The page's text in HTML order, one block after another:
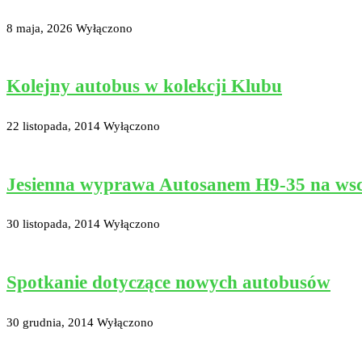
8 maja, 2026 Wyłączono
Kolejny autobus w kolekcji Klubu
22 listopada, 2014 Wyłączono
Jesienna wyprawa Autosanem H9-35 na
30 listopada, 2014 Wyłączono
Spotkanie dotyczące nowych autobusów
30 grudnia, 2014 Wyłączono